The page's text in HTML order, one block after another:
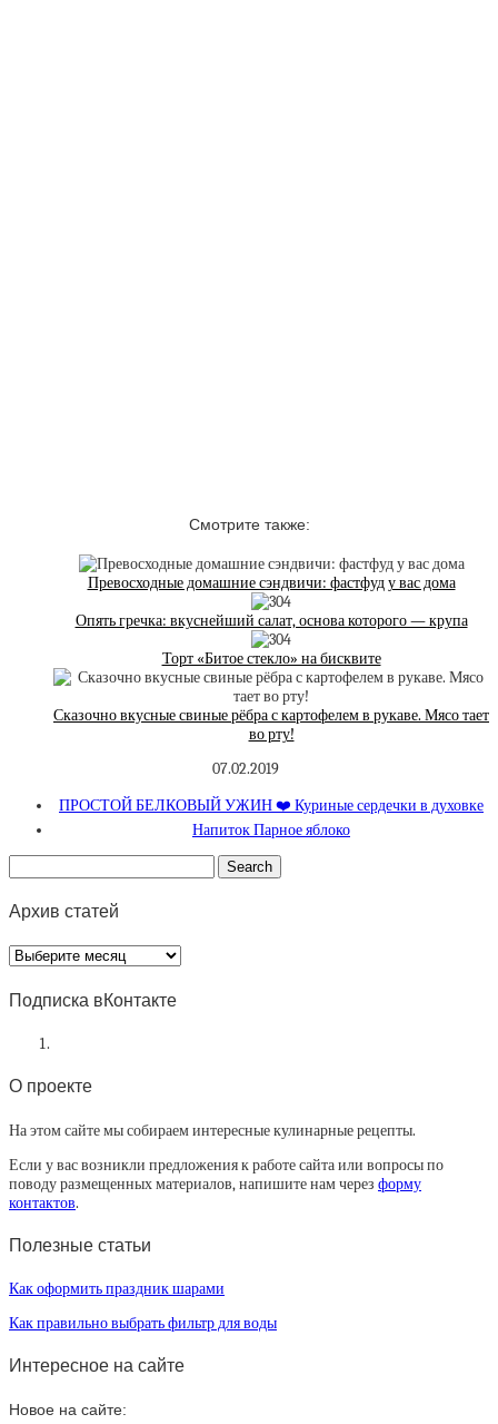
Смотрите также:
Превосходные домашние сэндвичи: фастфуд у вас дома
Опять гречка: вкуснейший салат, основа которого — крупа
Торт «Битое стекло» на бисквите
Сказочно вкусные свиные рёбра с картофелем в рукаве. Мясо тает
во рту!
07.02.2019
ПРОСТОЙ БЕЛКОВЫЙ УЖИН ❤️ Куриные сердечки в духовке
Напиток Парное яблоко
Архив статей
Архив
Подписка вКонтакте
О проекте
На этом сайте мы собираем интересные кулинарные рецепты.
Если у вас возникли предложения к работе сайта или вопросы по
поводу размещенных материалов, напишите нам через форму
контактов.
Полезные статьи
Как оформить праздник шарами
Как правильно выбрать фильтр для воды
Интересное на сайте
Новое на сайте: